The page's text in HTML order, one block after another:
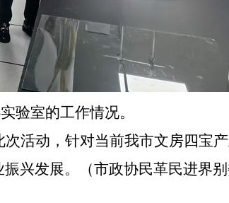
室的工作情况。
活动，针对当前我市文房四宝
兴发展。
（市政协民革民进界